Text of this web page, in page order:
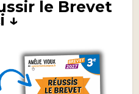
le Brevet
↓